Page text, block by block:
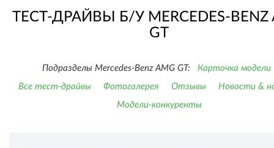
ТЕСТ-ДРАЙВЫ Б/У MERCEDES-BENZ
GT
Подразделы Mercedes-Benz AMG GT:
Карточка модели
Все тест-драйвы
Фотогалерея Отзывы
Новости &
Модели-конкуренты